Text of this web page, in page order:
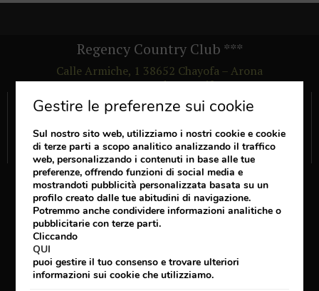
Regency Country Club ***
Calle Armiche, 1 38652 Chayofa – Arona
Santa Cruz de Tenerife
Link di interesse
VEDI I COMMENTI DEGLI ALTRI OSPITI
Seguici
booking@regencycountryclub.com
Gestire le preferenze sui cookie
Sul nostro sito web, utilizziamo i nostri cookie e cookie
di terze parti a scopo analitico analizzando il traffico
web, personalizzando i contenuti in base alle tue
preferenze, offrendo funzioni di social media e
mostrandoti pubblicità personalizzata basata su un
profilo creato dalle tue abitudini di navigazione.
Potremmo anche condividere informazioni analitiche o
pubblicitarie con terze parti.
Cliccando
QUI
puoi gestire il tuo consenso e trovare ulteriori
informazioni sui cookie che utilizziamo.